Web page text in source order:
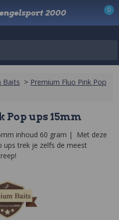
2000 0
Baits > Premium Fluo Pink Pop
ups 15mm
inhoud 60 gram |  Met deze
ups trek je zelfs de meest